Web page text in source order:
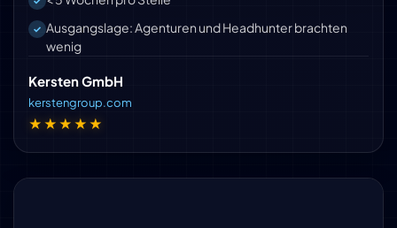
Ausgangslage: Agenturen und Headhunter brachten
wenig
Kersten GmbH
kerstengroup.com
★★★★★